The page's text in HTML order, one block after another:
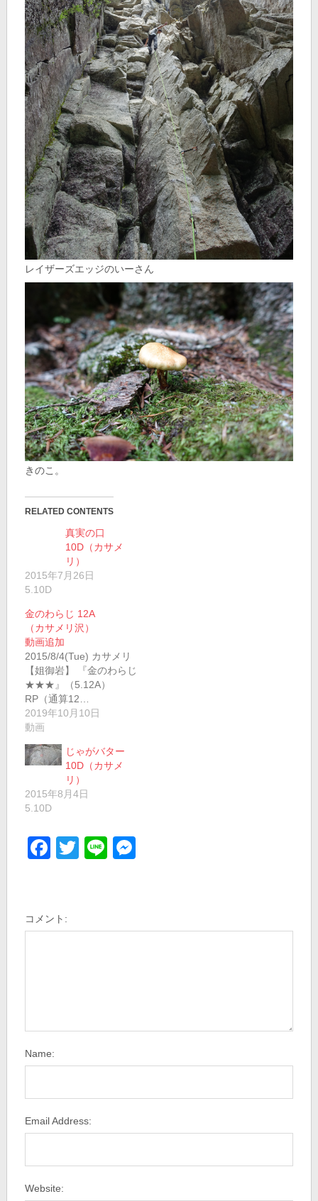
レイザーズエッジのいーさん
きのこ。
RELATED CONTENTS
真実の口
10D（カサメ
リ）
2015年7月26日
5.10D
金のわらじ 12A
（カサメリ沢）
動画追加
2015/8/4(Tue) カサメリ
【姐御岩】 『金のわらじ
★★★』（5.12A）
RP（通算12…
2019年10月10日
動画
じゃがバター
10D（カサメ
リ）
2015年8月4日
5.10D
Facebook
Twitter
Line
コメント:
Name:
Email Address:
Website: